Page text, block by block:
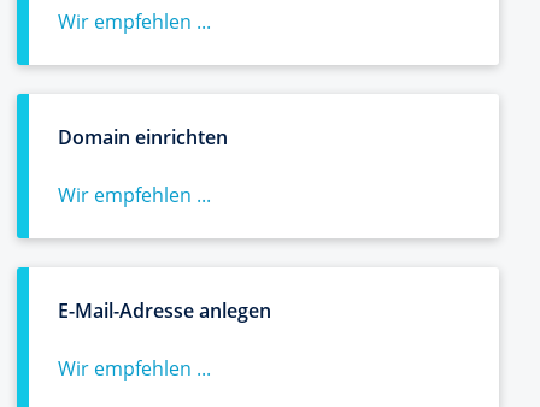
Wir empfehlen ...
Domain einrichten
Wir empfehlen ...
E-Mail-Adresse anlegen
Wir empfehlen ...